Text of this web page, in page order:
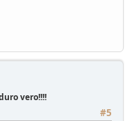
vero!!!!
#5